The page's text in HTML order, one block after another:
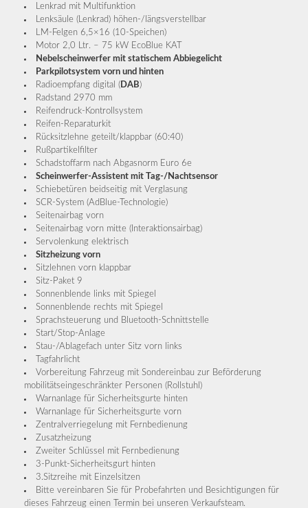
Lenkrad mit Multifunktion
Lenksäule (Lenkrad) höhen-/längsverstellbar
LM-Felgen 6,5×16 (10-Speichen)
Motor 2,0 Ltr. – 75 kW EcoBlue KAT
Nebelscheinwerfer mit statischem Abbiegelicht
Parkpilotsystem vorn und hinten
Radioempfang digital (DAB)
Radstand 2970 mm
Reifendruck-Kontrollsystem
Reifen-Reparaturkit
Rücksitzlehne geteilt/klappbar (60:40)
Rußpartikelfilter
Schadstoffarm nach Abgasnorm Euro 6e
Scheinwerfer-Assistent mit Tag-/Nachtsensor
Schiebetüren beidseitig mit Verglasung
SCR-System (AdBlue-Technologie)
Seitenairbag vorn
Seitenairbag vorn mitte (Interaktionsairbag)
Servolenkung elektrisch
Sitzheizung vorn
Sitzlehnen vorn klappbar
Sitz-Paket 9
Sonnenblende links mit Spiegel
Sonnenblende rechts mit Spiegel
Sprachsteuerung und Bluetooth-Schnittstelle
Start/Stop-Anlage
Stau-/Ablagefach unter Sitz vorn links
Tagfahrlicht
Vorbereitung Fahrzeug mit Sondereinbau zur Beförderung
mobilitätseingeschränkter Personen (Rollstuhl)
Warnanlage für Sicherheitsgurte hinten
Warnanlage für Sicherheitsgurte vorn
Zentralverriegelung mit Fernbedienung
Zusatzheizung
Zweiter Schlüssel mit Fernbedienung
3-Punkt-Sicherheitsgurt hinten
3.Sitzreihe mit Einzelsitzen
Bitte vereinbaren Sie für Probefahrten und Besichtigungen für
dieses Fahrzeug einen Termin bei unseren Verkaufsteam.